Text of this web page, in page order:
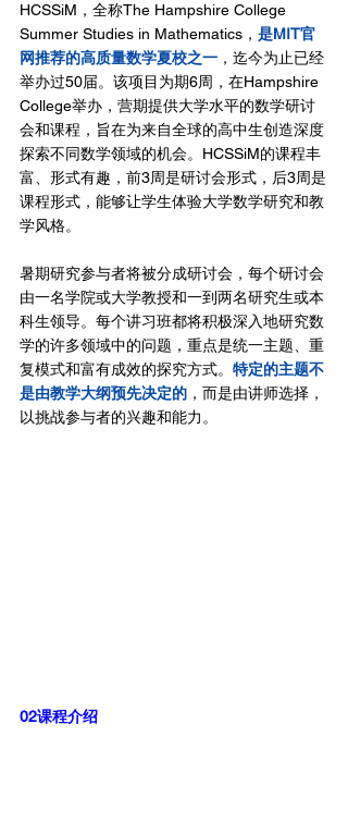
HCSSiM，全称The Hampshire College
Summer Studies in Mathematics， 是MIT官
网推荐的高质量数学夏校之一 ，迄今为止已经
举办过50届。该项目为期6周，在Hampshire
College举办，营期提供大学水平的数学研讨
会和课程，旨在为来自全球的高中生创造深度
探索不同数学领域的机会。HCSSiM的课程丰
富、形式有趣，前3周是研讨会形式，后3周是
课程形式，能够让学生体验大学数学研究和教
学风格。
暑期研究参与者将被分成研讨会，每个研讨会
由一名学院或大学教授和一到两名研究生或本
科生领导。每个讲习班都将积极深入地研究数
学的许多领域中的问题，重点是统一主题、重
复模式和富有成效的探究方式。 特定的主题不
是由教学大纲预先决定的 ，而是由讲师选择，
以挑战参与者的兴趣和能力。
02课程介绍